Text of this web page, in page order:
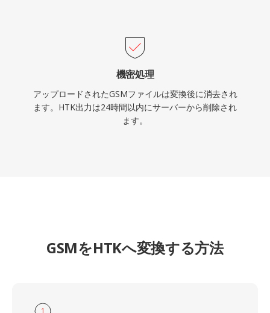
機密処理
アップロードされたGSMファイルは変換後に消去され
ます。HTK出力は24時間以内にサーバーから削除され
ます。
GSMをHTKへ変換する方法